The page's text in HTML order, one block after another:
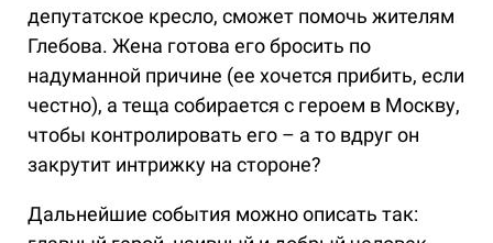
депутатское кресло, сможет помочь жителям
Глебова. Жена готова его бросить по
надуманной причине (ее хочется прибить, если
честно), а теща собирается с героем в Москву,
чтобы контролировать его – а то вдруг он
закрутит интрижку на стороне?
Дальнейшие события можно описать так: